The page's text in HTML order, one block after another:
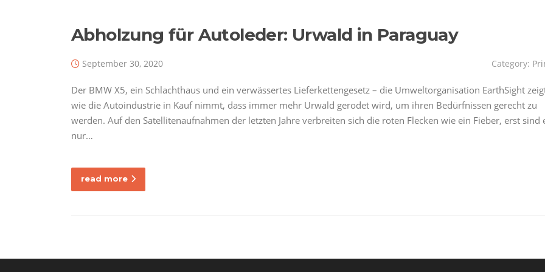
Abholzung für Autoleder: Urwald in Paraguay
September 30, 2020 Category:
Der BMW X5, ein Schlachthaus und ein verwässertes Lieferkettengesetz – die Umweltorganisation EarthSight
wie die Autoindustrie in Kauf nimmt, dass immer mehr Urwald gerodet wird, um ihren Bedürfnissen gerecht zu
werden. Auf den Satellitenaufnahmen der letzten Jahre verbreiten sich die roten Flecken wie ein Fieber, erst sind
nur…
read more